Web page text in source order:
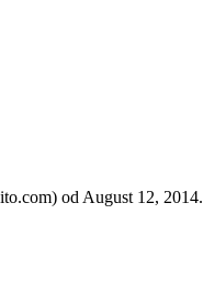
od August 12, 2014.